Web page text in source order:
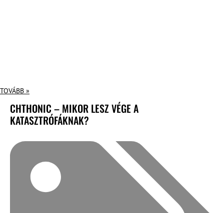
TOVÁBB »
CHTHONIC – MIKOR LESZ VÉGE A
KATASZTRÓFÁKNAK?